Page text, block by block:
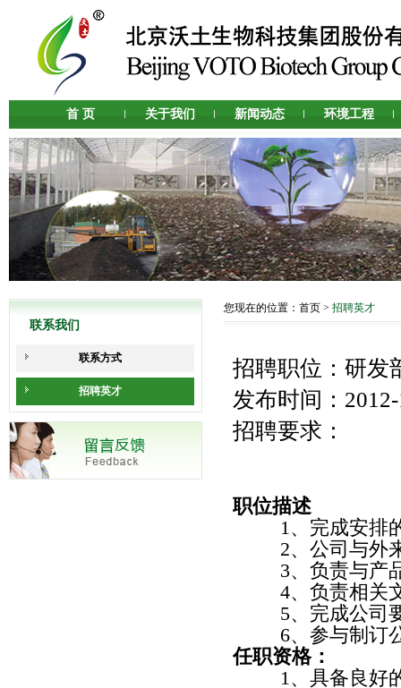
首 页 关于我们 新闻动态 环境工程
联系我们
联系方式
招聘英才
您现在的位置： 首页 > 招聘英才
招聘职位：研发
发布时间：
招聘要求：
职位描述
1、完成安排
2、公司与外
3、负责与产
4、负责相关
5、完成公司
6、参与制订
任职资格：
1、具备良好